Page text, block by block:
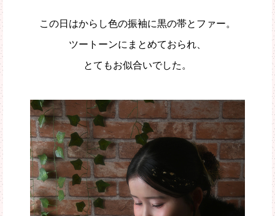
この日はからし色の振袖に黒の帯とファー。
ツートーンにまとめておられ、
とてもお似合いでした。